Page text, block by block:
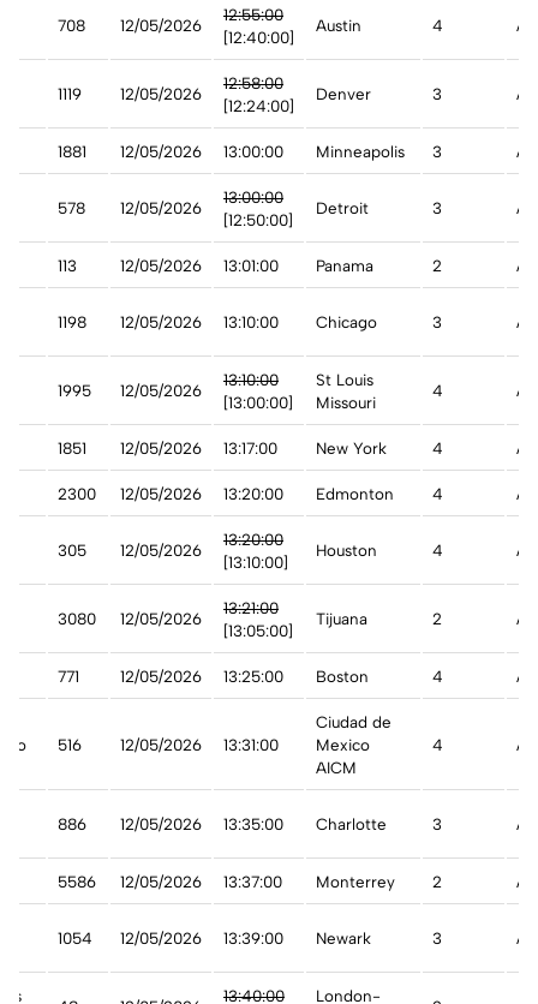
708 12/05/2026
12:55:00
[12:40:00]
Austin 4
1119 12/05/2026
12:58:00
[12:24:00]
Denver 3
1881 12/05/2026 13:00:00 Minneapolis 3 A
578 12/05/2026
13:00:00
[12:50:00]
Detroit 3 A
113 12/05/2026 13:01:00 Panama 2 A
1198 12/05/2026 13:10:00 Chicago 3 A
1995 12/05/2026
13:10:00
[13:00:00]
St Louis
Missouri
4 A
1851 12/05/2026 13:17:00 New York 4 A
2300 12/05/2026 13:20:00 Edmonton 4 A
305 12/05/2026
13:20:00
[13:10:00]
Houston 4
3080 12/05/2026
13:21:00
[13:05:00]
Tijuana 2
771 12/05/2026 13:25:00 Boston 4 A
516 12/05/2026 13:31:00
Ciudad de
Mexico
AICM
4 A
886 12/05/2026 13:35:00 Charlotte 3 A
5586 12/05/2026 13:37:00 Monterrey 2 A
1054 12/05/2026 13:39:00 Newark 3 A
13:40:00 London-